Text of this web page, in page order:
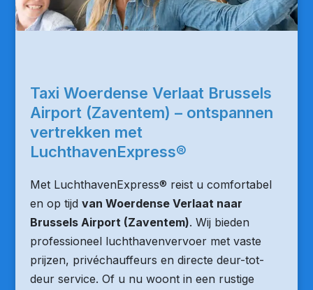
Taxi Woerdense Verlaat Brussels
Airport (Zaventem) – ontspannen
vertrekken met
LuchthavenExpress®
Met LuchthavenExpress® reist u comfortabel
en op tijd van Woerdense Verlaat naar
Brussels Airport (Zaventem). Wij bieden
professioneel luchthavenvervoer met vaste
prijzen, privéchauffeurs en directe deur-tot-
deur service. Of u nu woont in een rustige